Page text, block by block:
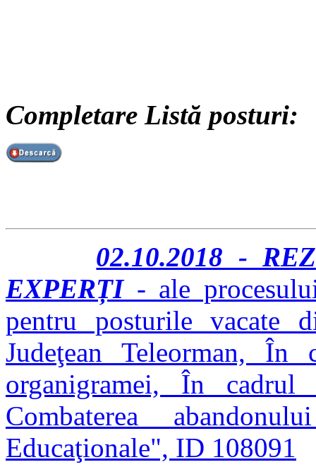
Completare Listă posturi:
02.10.2018 -
EXPERȚI- ale
pentru posturile vacate
Judeţean Teleorman,
organigramei, În
Combaterea
Educaţionale", ID 108091